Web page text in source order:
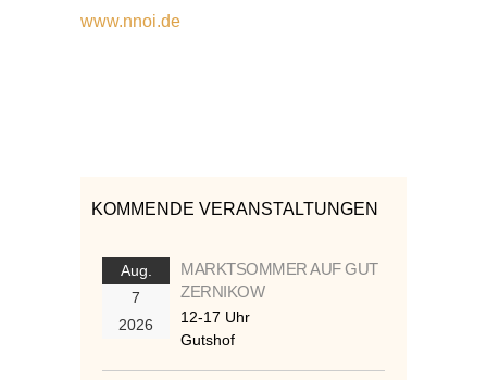
www.nnoi.de
KOMMENDE VERANSTALTUNGEN
Aug.
7
2026
MARKTSOMMER AUF GUT
ZERNIKOW
12-17 Uhr
Gutshof